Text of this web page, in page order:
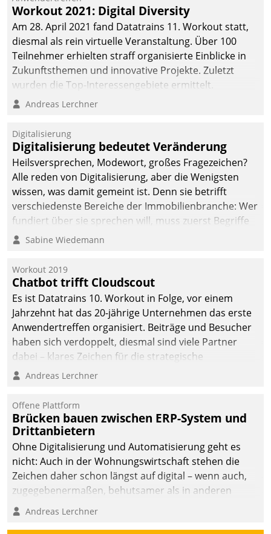
Cloud-Strategien und -
Lösungen mit hohem
Zukunftspotenzial.
Workout 2021: Digital Diversity
Am 28. April 2021 fand Datatrains 11. Workout statt,
diesmal als rein virtuelle Veranstaltung. Über 100
Teilnehmer erhielten straff organisierte Einblicke in
Zukunftsthemen und innovative Projekte. Zuletzt
wurden die Top-Interessengebiete ermittelt.
Andreas Lerchner
Digitalisierung
Digitalisierung bedeutet Veränderung
Heilsversprechen, Modewort, großes Fragezeichen?
Alle reden von Digitalisierung, aber die Wenigsten
wissen, was damit gemeint ist. Denn sie betrifft
verschiedenste Bereiche der Immobilienbranche: Wer
fundiert über sie sprechen will, muss zuerst Begriffe
klären. Ein Aspekt ist die betriebliche Optimierung:
Einsparungen durch optimierte und automatisierte
Prozesse. Doch man darf nicht zu viel erwarten: Allein
mit der Einführung einer neuen Software ist es nicht
getan. Die Digitalisierung erfordert von Unternehmen
die Bereitschaft, sich zu überprüfen, zu hinterfragen
und zu verändern.
Sabine Wiedemann
Workout 2019
Chatbot trifft Cloudscout
Es ist Datatrains 10. Workout in Folge, vor einem
Jahrzehnt hat das 20-jährige Unternehmen das erste
Anwendertreffen organisiert. Beiträge und Besucher
haben sich verdoppelt, diesmal sind viele Partner
dabei – klares Zeichen für die strategische
Fokussierung auf den Kunden.
Andreas Lerchner
Offene Plattform
Brücken bauen zwischen ERP-System und
Drittanbietern
Ohne Digitalisierung und Automatisierung geht es
nicht: Auch in der Wohnungswirtschaft stehen die
Zeichen daher schon längst auf digital – wenn auch,
zugegebenermaßen, behutsamer als in anderen
Branchen.
Andreas Lerchner